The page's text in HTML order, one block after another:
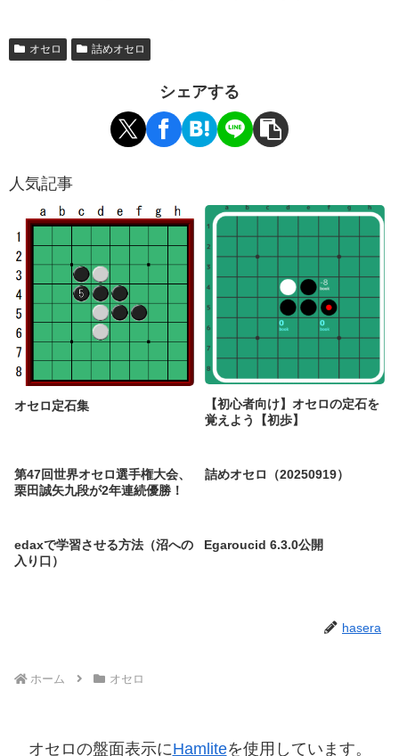
オセロ 詰めオセロ
シェアする
人気記事
オセロ定石集
【初心者向け】オセロの定石を
覚えよう【初歩】
第47回世界オセロ選手権大会、
栗田誠矢九段が2年連続優勝！
詰めオセロ（20250919）
edaxで学習させる方法（沼への
入り口）
Egaroucid 6.3.0公開
hasera
ホーム オセロ
オセロの盤面表示にHamliteを使用しています。